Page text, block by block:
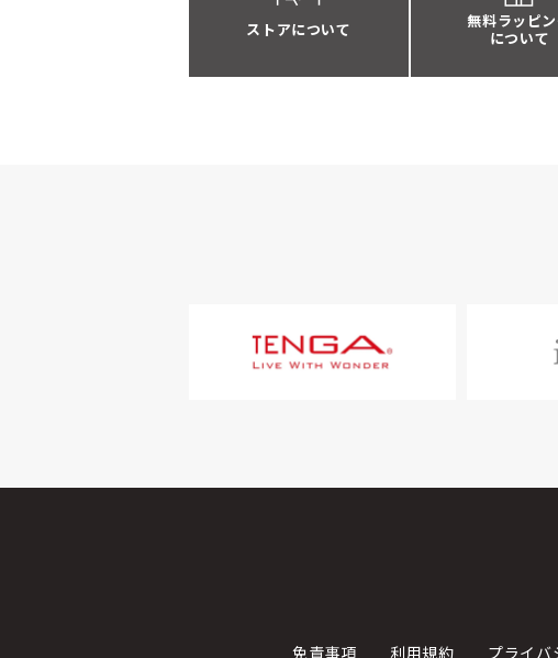
ストアについて
無料ラッピ
について
免責事項 利用規約 プライバ